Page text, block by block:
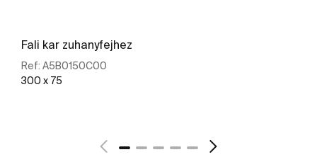
Fali kar zuhanyfejhez
Ref: A5B0150C00
300 x 75